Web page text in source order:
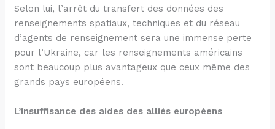
Selon lui, l’arrêt du transfert des données des
renseignements spatiaux, techniques et du réseau
d’agents de renseignement sera une immense perte
pour l’Ukraine, car les renseignements américains
sont beaucoup plus avantageux que ceux même des
grands pays européens.
L’insuffisance des aides des alliés européens